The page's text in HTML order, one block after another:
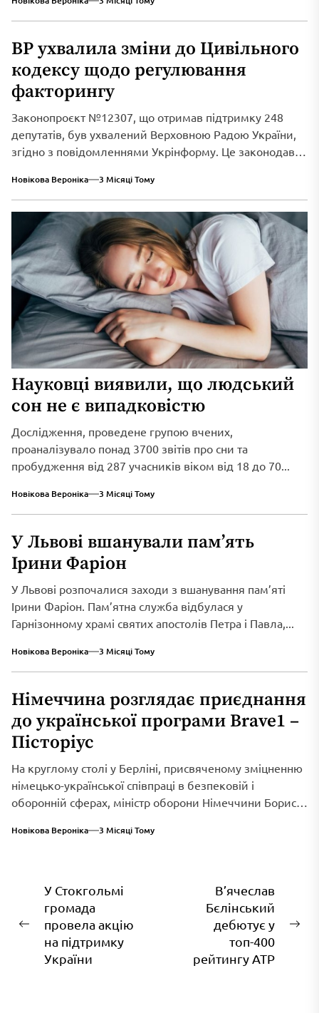
ВР ухвалила зміни до Цивільного
кодексу щодо регулювання
факторингу
Законопроєкт №12307, що отримав підтримку 248
депутатів, був ухвалений Верховною Радою України,
згідно з повідомленнями Укрінформу. Це законодавче
Новікова Вероніка 3 Місяці Тому
Науковці виявили, що людський
сон не є випадковістю
Дослідження, проведене групою вчених,
проаналізувало понад 3700 звітів про сни та
пробудження від 287 учасників віком від 18 до 70...
Новікова Вероніка 3 Місяці Тому
У Львові вшанували пам’ять
Ірини Фаріон
У Львові розпочалися заходи з вшанування пам’яті
Ірини Фаріон. Пам’ятна служба відбулася у
Гарнізонному храмі святих апостолів Петра і Павла,...
Новікова Вероніка 3 Місяці Тому
Німеччина розглядає приєднання
до української програми Brave1 –
Пісторіус
На круглому столі у Берліні, присвяченому зміцненню
німецько-української співпраці в безпековій і
оборонній сферах, міністр оборони Німеччини Борис
Новікова Вероніка 3 Місяці Тому
Навігація
записів
Попередній
запис:
У Стокгольмі
громада
провела акцію
на підтримку
України
В’ячеслав
Бєлінський
дебютує у
топ-400
рейтингу ATP